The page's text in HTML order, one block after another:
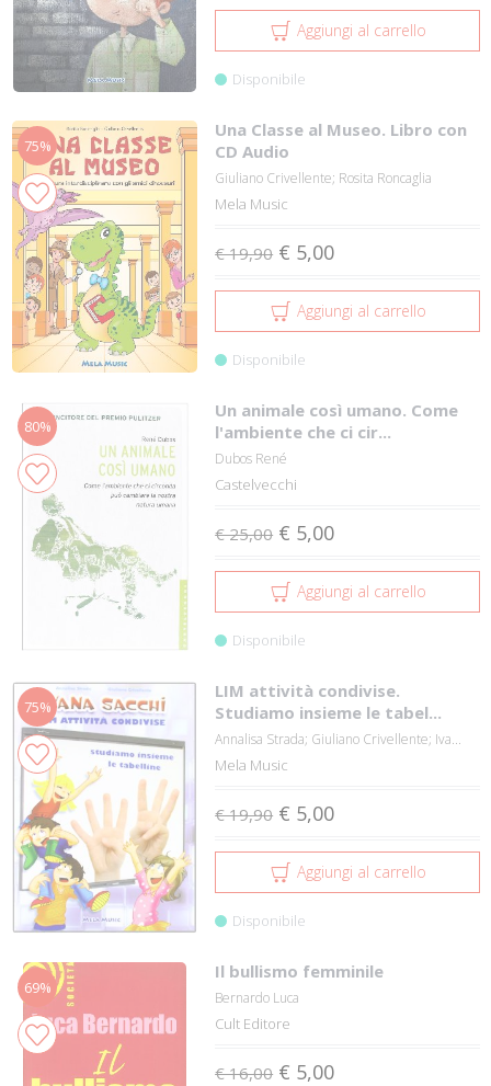
Aggiungi al carrello
Disponibile
75%
Una Classe al Museo. Libro con
CD Audio
Giuliano Crivellente; Rosita Roncaglia
Mela Music
€ 19,90 € 5,00
Aggiungi al carrello
Disponibile
80%
Un animale così umano. Come
l'ambiente che ci cir...
Dubos René
Castelvecchi
€ 25,00 € 5,00
Aggiungi al carrello
Disponibile
75%
LIM attività condivise.
Studiamo insieme le tabel...
Annalisa Strada; Giuliano Crivellente; Iva...
Mela Music
€ 19,90 € 5,00
Aggiungi al carrello
Disponibile
69%
Il bullismo femminile
Bernardo Luca
Cult Editore
€ 16,00 € 5,00